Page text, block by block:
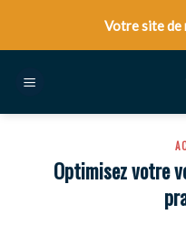
content
Votre site de
Optimisez votre